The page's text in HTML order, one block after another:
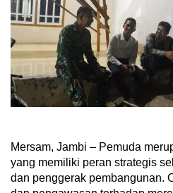
Mersam, Jambi – Pemuda
yang memiliki peran strategis
dan penggerak pembangunan.